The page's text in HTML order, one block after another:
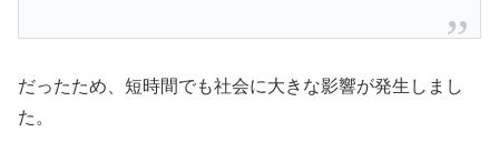
だったため、短時間でも社会に大きな影響が発生しまし
た。